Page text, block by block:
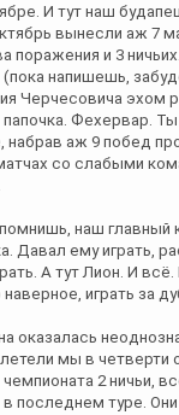
И тут наш
вынесли аж 7
поражения и 3
напишешь,
Черчесовича эхом
папочка. Фехервар.
набрав аж 9 побед
со слабыми
наш главный
Давал ему играть,
А тут Лион. И
играть за
оказалась
мы в четверти
2 ничьи,
в последнем туре.